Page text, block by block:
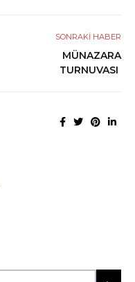
SONRAKI HABER
MÜNAZARA
TURNUVASI